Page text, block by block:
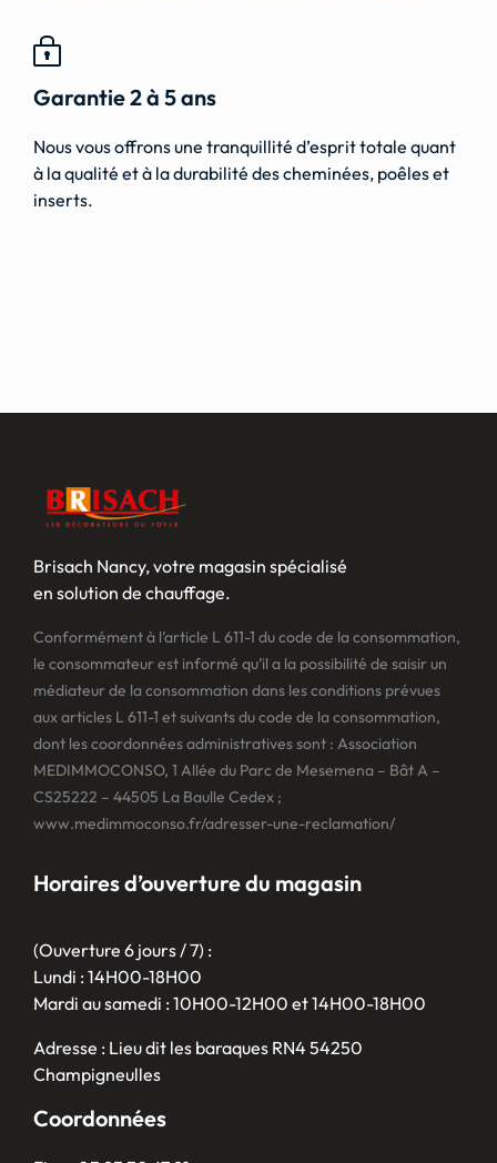
Garantie 2 à 5 ans
Nous vous offrons une tranquillité d’esprit totale quant
à la qualité et à la durabilité des cheminées, poêles et
inserts.
Brisach Nancy, votre magasin spécialisé
en solution de chauffage.
Conformément à l’article L 611-1 du code de la consommation,
le consommateur est informé qu’il a la possibilité de saisir un
médiateur de la consommation dans les conditions prévues
aux articles L 611-1 et suivants du code de la consommation,
dont les coordonnées administratives sont : Association
MEDIMMOCONSO, 1 Allée du Parc de Mesemena – Bât A –
CS25222 – 44505 La Baulle Cedex ;
www.medimmoconso.fr/adresser-une-reclamation/
Horaires d’ouverture du magasin
(Ouverture 6 jours / 7) :
Lundi : 14H00-18H00
Mardi au samedi : 10H00-12H00 et 14H00-18H00
Adresse : Lieu dit les baraques RN4 54250
Champigneulles
Coordonnées